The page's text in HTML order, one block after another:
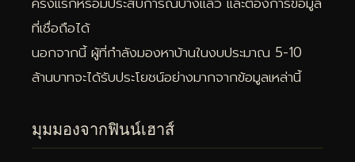
ที่เชื่อถือได้
นอกจากนี้ ผู้ที่กำลังมองหาบ้านในงบประมาณ 5-10
ล้านบาทจะได้รับประโยชน์อย่างมากจากข้อมูลเหล่านี้
มุมมองจากฟินน์เฮาส์